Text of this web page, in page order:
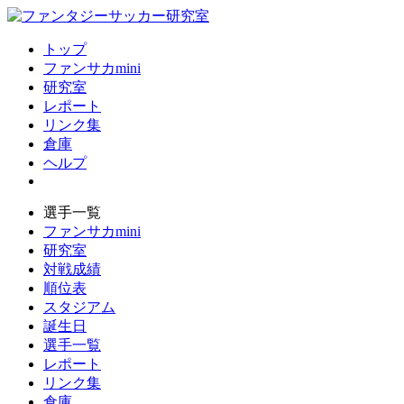
トップ
ファンサカmini
研究室
レポート
リンク集
倉庫
ヘルプ
選手一覧
ファンサカmini
研究室
対戦成績
順位表
スタジアム
誕生日
選手一覧
レポート
リンク集